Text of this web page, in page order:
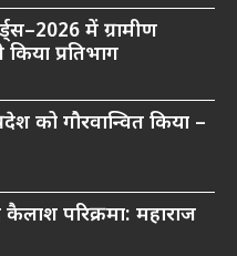
में ग्रामीण
प्रतिभाग
को गौरवान्वित किया –
परिक्रमा: महाराज